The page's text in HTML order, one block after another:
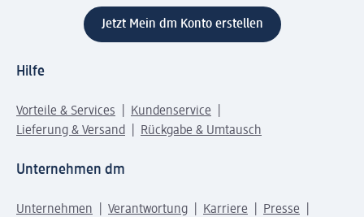
Jetzt Mein dm Konto erstellen
Hilfe
Vorteile & Services
Kundenservice
Lieferung & Versand
Rückgabe & Umtausch
Unternehmen dm
Unternehmen Verantwortung Karriere
Presse